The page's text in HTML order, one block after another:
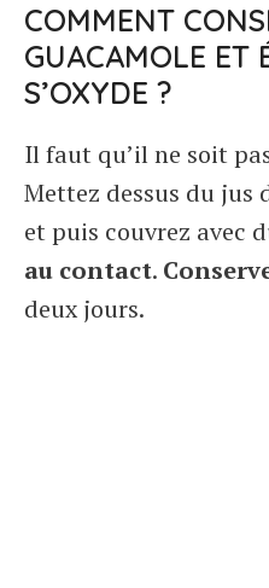
COMMENT
GUACAMOLE ET
S’OXYDE ?
Il faut qu’il ne soit
Mettez dessus du jus
et puis couvrez avec
au contact.
deux jours.